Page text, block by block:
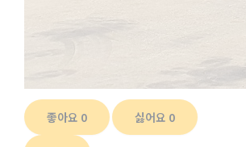
좋아요 0 싫어요 0